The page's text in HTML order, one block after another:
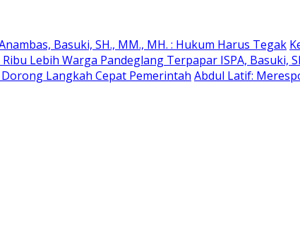
Basuki, SH., MM., MH. : Hukum Harus Tegak
Ribu Lebih Warga Pandeglang Terpapar ISPA, Basuki,
Langkah Cepat Pemerintah Abdul Latif: